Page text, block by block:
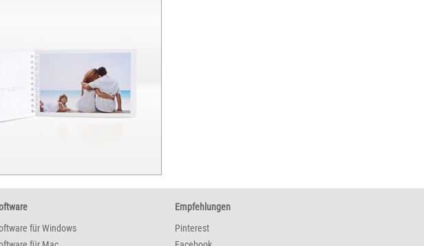
für Windows
Empfehlungen
Pinterest